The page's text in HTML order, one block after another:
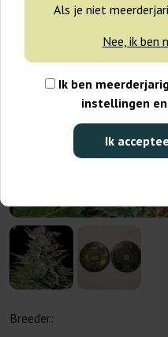
Als je niet
Nee, ik ben
Ik ben
instellingen
Ik
Breeder: